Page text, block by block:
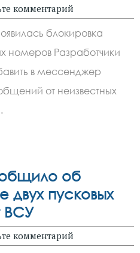
комментарий
блокировка
номеров Разработчики
в мессенджер
от неизвестных
об
двух пусковых
ВСУ
комментарий